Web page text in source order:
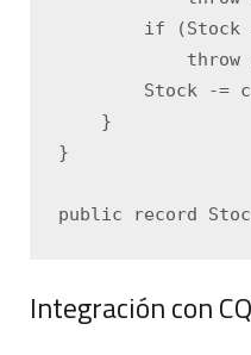
if (Stock
throw
Stock -=
    }
}
Integración con